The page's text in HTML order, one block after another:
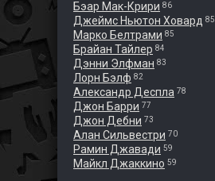
Бэар Мак-Крири 86
Джеймс Ньютон Ховард 85
Марко Белтрами 85
Брайан Тайлер 84
Дэнни Элфман 83
Лорн Бэлф 82
Александр Деспла 78
Джон Барри 77
Джон Дебни 73
Алан Сильвестри 70
Рамин Джавади 59
Майкл Джаккино 59